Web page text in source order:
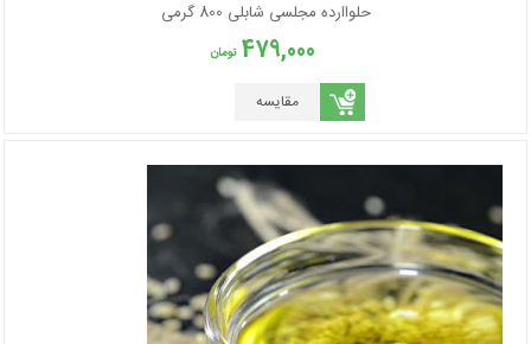
حلواارده مجلسی شابلی 800 گرمی
479,000 تومان
مقایسه